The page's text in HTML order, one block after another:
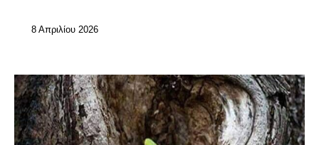
8 Απριλίου 2026